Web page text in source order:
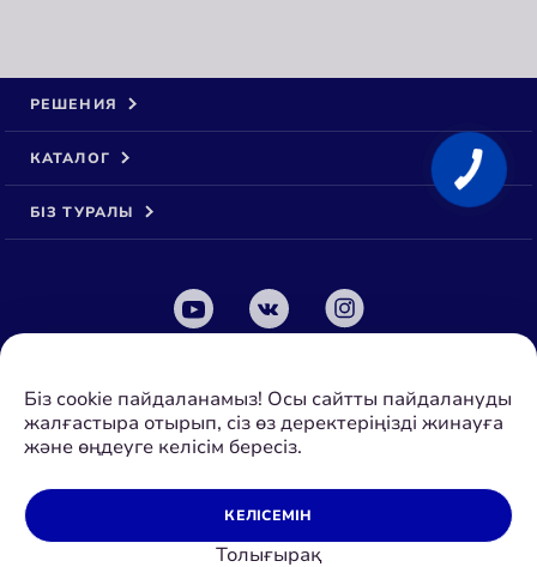
Біз cookie пайдаланамыз! Осы сайтты пайдалануды
жалғастыра отырып, сіз өз деректеріңізді жинауға
және өңдеуге келісім бересіз.
Толығырақ
КЕЛІСЕМІН
РЕШЕНИЯ
КАТАЛОГ
БІЗ ТУРАЛЫ
Барлық құқықтар қорғалған
Құпиялылық саясаты
Қағидалар мен шарттар
Cookies
ҚАЗАҚСТАН АСТАНА